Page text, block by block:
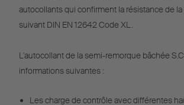
autocollants qui confirment la résistance de
suivant DIN EN 12642 Code XL.
L'autocollant de la semi-remorque bâchée
informations suivantes :
Les charge de contrôle avec différentes